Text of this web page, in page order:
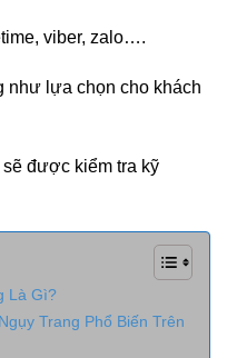
viber, zalo….
như lựa chọn cho khách
được kiểm tra kỹ
Là Gì?
Trang Phổ Biến Trên